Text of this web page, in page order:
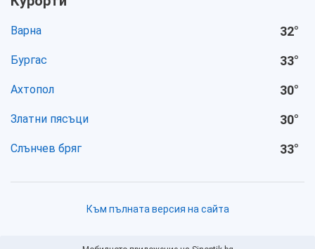
Варна 32°
Бургас 33°
Ахтопол 30°
Златни пясъци 30°
Слънчев бряг 33°
Към пълната версия на сайта